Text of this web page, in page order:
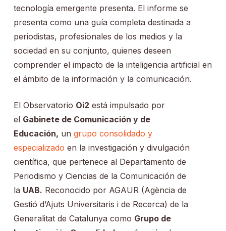
tecnología emergente presenta. El informe se
presenta como una guía completa destinada a
periodistas, profesionales de los medios y la
sociedad en su conjunto, quienes deseen
comprender el impacto de la inteligencia artificial en
el ámbito de la información y la comunicación.
El Observatorio Oi2 está impulsado por
el Gabinete de Comunicación y de
Educación, un grupo consolidado y
especializado en la investigación y divulgación
científica, que pertenece al Departamento de
Periodismo y Ciencias de la Comunicación de
la UAB. Reconocido por AGAUR (Agència de
Gestió d’Ajuts Universitaris i de Recerca) de la
Generalitat de Catalunya como Grupo de